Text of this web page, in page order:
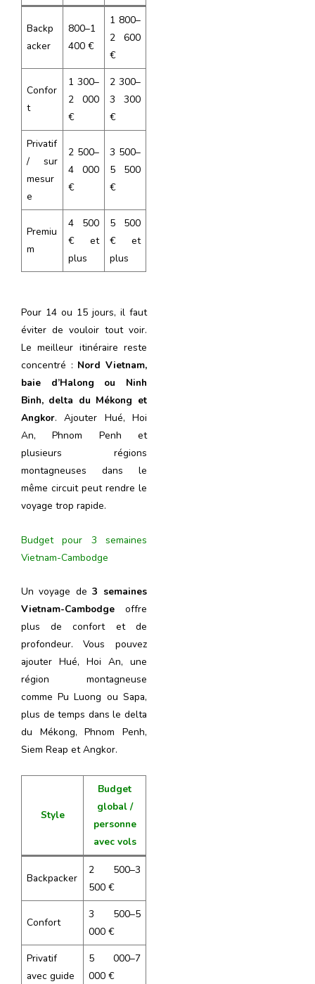
Backp
acker
800–1
400 €
1 800–
2 600
€
Confor
t
1 300–
2 000
€
2 300–
3 300
€
Privatif
/ sur
mesur
e
2 500–
4 000
€
3 500–
5 500
€
Premiu
m
4 500
€ et
plus
5 500
€ et
plus
Pour 14 ou 15 jours, il faut
éviter de vouloir tout voir.
Le meilleur itinéraire reste
concentré : Nord Vietnam,
baie d’Halong ou Ninh
Binh, delta du Mékong et
Angkor. Ajouter Hué, Hoi
An, Phnom Penh et
plusieurs régions
montagneuses dans le
même circuit peut rendre le
voyage trop rapide.
Budget pour 3 semaines
Vietnam-Cambodge
Un voyage de3 semaines
Vietnam-Cambodge offre
plus de confort et de
profondeur. Vous pouvez
ajouter Hué, Hoi An, une
région montagneuse
comme Pu Luong ou Sapa,
plus de temps dans le delta
du Mékong, Phnom Penh,
Siem Reap et Angkor.
Style
Budget
global /
personne
avec vols
Backpacker
2 500–3
500 €
Confort
3 500–5
000 €
Privatif
avec guide
5 000–7
000 €